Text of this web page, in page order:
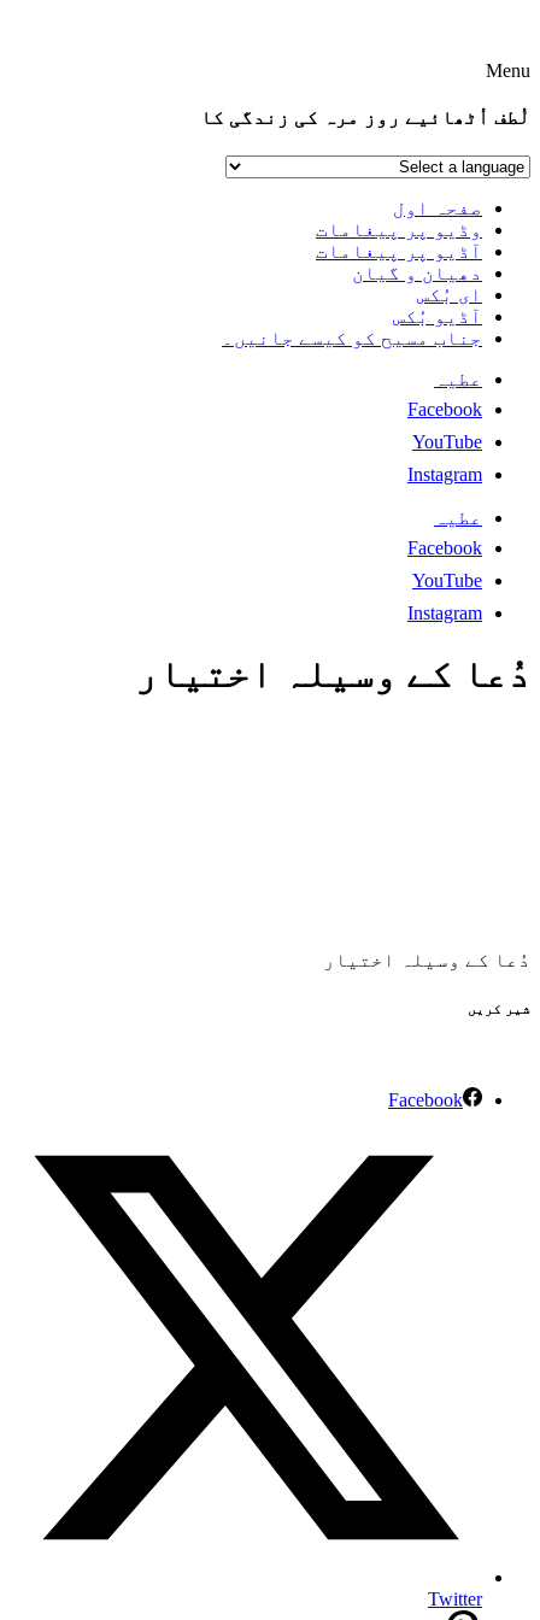
Menu
لُطف اُٹھائیے روز مرہ کی زندگی کا
صفحہ اول
وڈیو پر پیغامات
آڈیو پر پیغامات
دھیان و گیان
ای بُکس
آڈیو بُکس
جناب مسیح کو کیسے جانیں۔
عطیہ
Facebook
YouTube
Instagram
عطیہ
Facebook
YouTube
Instagram
دُعا کے وسیلہ اختیار
دُعا کے وسیلہ اختیار
شیر کریں
Facebook
Twitter